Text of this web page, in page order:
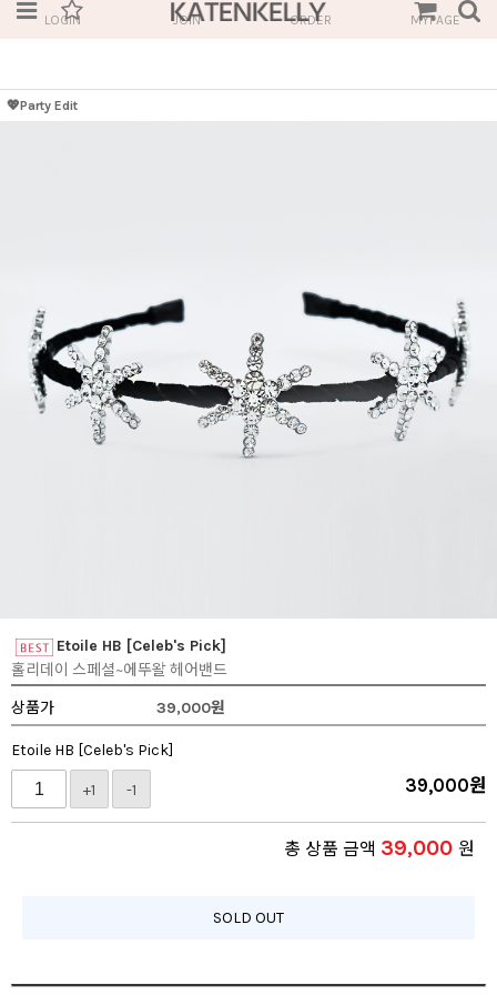
LOGIN JOIN ORDER MYPAGE
💖Party Edit
Etoile HB [Celeb's Pick]
홀리데이 스페셜~에뚜왈 헤어밴드
상품가
39,000원
Etoile HB [Celeb's Pick]
+1 -1 39,000원
총 상품 금액 39,000 원
SOLD OUT